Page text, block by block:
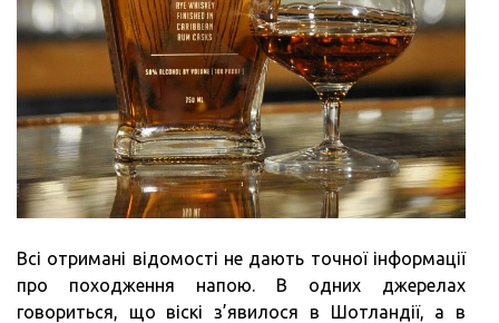
Всі отримані відомості не дають точної інформації
про походження напою. В одних джерелах
говориться, що віскі з’явилося в Шотландії, а в